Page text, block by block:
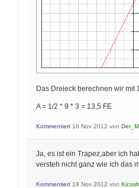
Das Dreieck berechnen wir mit
A = 1/2 * 9 * 3 = 13,5 FE
Kommentiert 18 Nov 2012 von
Ja, es ist ein Trapez,aber ich
versteh nicht ganz wie ich das
Kommentiert 18 Nov 2012 von